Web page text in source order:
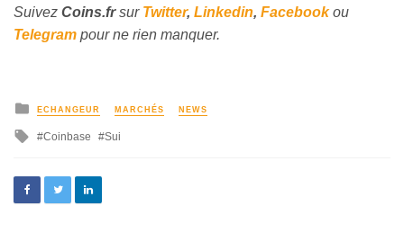
Suivez Coins.frsur Twitter, Linkedin, Facebookou
Telegram pour ne rien manquer.
ECHANGEUR MARCHÉS NEWS
Coinbase Sui